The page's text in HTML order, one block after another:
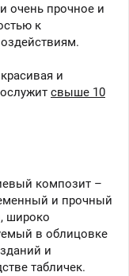
очень прочное и
к
и
свыше 10
композит –
и прочный
широко
в облицовке
и
табличек.